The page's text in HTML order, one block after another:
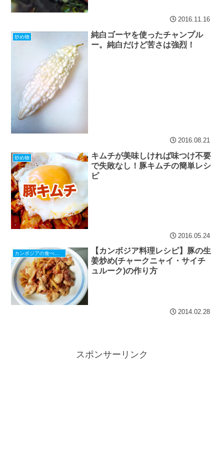
2016.11.16
炒め物
純白ゴーヤを使ったチャンプル
ー。純白だけど苦さは強烈！
2016.08.21
炒め物
キムチが美味しければ味つけ不要
で失敗なし！豚キムチの簡単レシ
ピ
2016.05.24
カンボジアの食べもの
【カンボジア料理レシピ】豚の生
姜炒め(チャークニャイ・サイチ
ュルーク)の作り方
2014.02.28
スポンサーリンク